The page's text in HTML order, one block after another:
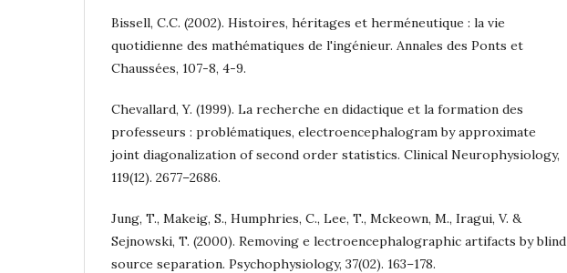
Bissell, C.C. (2002). Histoires, héritages et herméneutique : la vie
quotidienne des mathématiques de l'ingénieur. Annales des Ponts et
Chaussées, 107-8, 4-9.
Chevallard, Y. (1999). La recherche en didactique et la formation des
professeurs : problématiques, electroencephalogram by approximate
joint diagonalization of second order statistics. Clinical Neurophysiology,
119(12). 2677–2686.
Jung, T., Makeig, S., Humphries, C., Lee, T., Mckeown, M., Iragui, V. &
Sejnowski, T. (2000). Removing e lectroencephalographic artifacts by blind
source separation. Psychophysiology, 37(02). 163–178.